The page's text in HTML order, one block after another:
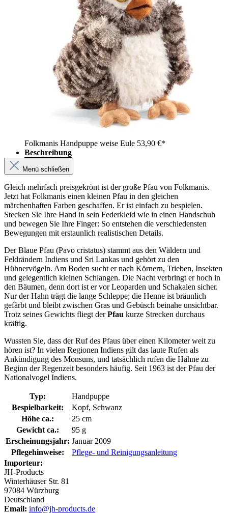
Folkmanis Handpuppe weise Eule 53,90 €*
Beschreibung
Menü schließen
Gleich mehrfach preisgekrönt ist der große Pfau von Folkmanis.
Jetzt hat Folkmanis einen kleinen Pfau in den gleichen
märchenhaften Farben geschaffen. Er ist einfach zu bespielen.
Stecken Sie Ihre Hand in sein Federkleid wie in einen Handschuh
und bewegen Sie Ihre Finger: So entstehen die verschiedensten
Bewegungen mit erstaunlich realistischen Details.
Der Blaue Pfau (Pavo cristatus) stammt aus den Wäldern und
Feldrändern Indiens und Sri Lankas und gehört zu den
Hühnervögeln. Am Boden sucht er nach Körnern, Trieben, Insekten
und gelegentlich kleinen Schlangen. Die Nacht verbringt er hoch in
den Bäumen, denn dort ist er vor Leoparden und Schakalen sicher.
Nur der Hahn trägt die lange Schleppe; die Henne ist bräunlich
gefärbt und bleibt zwischen Gras und Gebüsch beinahe unsichtbar.
Trotz seines Gewichts fliegt derPfau kurze Strecken durchaus
kräftig.
Wussten Sie, dass der Ruf des Pfaus über einen Kilometer weit zu
hören ist? In vielen Regionen Indiens gilt das laute Rufen als
Ankündigung des Monsuns, und tatsächlich rufen die Hähne zu
Beginn der Regenzeit besonders häufig. Seit 1963 ist der Pfau der
Nationalvogel Indiens.
Typ:
Handpuppe
Bespielbarkeit:
Kopf, Schwanz
Höhe ca.:
25 cm
Gewicht ca.:
95 g
Erscheinungsjahr: Januar 2009
Pflegehinweise:
Pflege- und Reinigungsanleitung
Importeur:
JH-Products
Winterhäuser Str. 81
97084 Würzburg
Deutschland
Email: info@jh-products.de